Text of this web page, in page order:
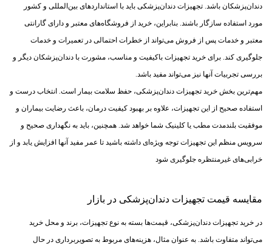
دندان‌پزشکان باشد. تجهیزات دندان‌پزشکی باید با استانداردهای بین‌المللی و کشور
مورد استفاده سازگار باشند. بنابراین، خرید از فروشگاه‌های معتبر و دارای گارانتی
معتبر و خدمات پس از فروش می‌تواند از خطرات احتمالی در تعمیرات و خدمات
جلوگیری کند. برای خرید تجهیزات باکیفیت و مناسب، مشورت با دندان‌پزشکان دیگر و
بررسی تجربیات آنها نیز می‌تواند مفید باشد.
مهم‌ترین بخش خرید تجهیزات دندان‌پزشکی، حفظ سلامت بیمار است. انتخاب درست و
استفاده صحیح از این تجهیزات، علاوه بر بهبود کیفیت درمان، باعث رضایت بیماران و
موفقیت بلندمدت مطب یا کلینیک شما خواهد شد. همچنین، باید به نگهداری صحیح و
سرویس منظم این تجهیزات توجه ویژه‌ای داشته باشید تا عمر مفید آنها افزایش یابد و از
خرابی‌های غیرمنتظره جلوگیری شود
مقایسه قیمت تجهیزات دندان‌پزشکی در بازار
در خرید تجهیزات دندان‌پزشکی، قیمت‌ها بسته به نوع تجهیزات، برند و محل خرید
می‌تواند متفاوت باشد. به عنوان مثال، هزینه‌های مربوط به تصویربرداری در حال